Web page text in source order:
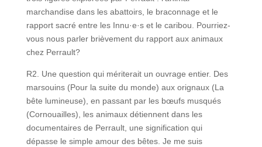
marchandise dans les abattoirs, le braconnage et le
rapport sacré entre les Innu·e·s et le caribou. Pourriez-
vous nous parler brièvement du rapport aux animaux
chez Perrault?
R2. Une question qui mériterait un ouvrage entier. Des
marsouins (Pour la suite du monde) aux orignaux (La
bête lumineuse), en passant par les bœufs musqués
(Cornouailles), les animaux détiennent dans les
documentaires de Perrault, une signification qui
dépasse le simple amour des bêtes. Je me suis